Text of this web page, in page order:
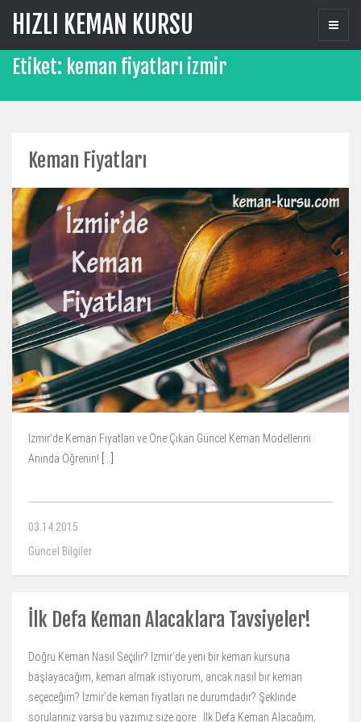
HIZLI KEMAN KURSU
Etiket: keman fiyatları izmir
Keman Fiyatları
İzmir’de Keman Fiyatları ve Öne Çıkan Güncel Keman Modellerini
Anında Öğrenin!
03.14.2015
Güncel Bilgiler
İlk Defa Keman Alacaklara Tavsiyeler!
Doğru Keman Nasıl Seçilir? İzmir’de yeni bir keman kursuna
başlayacağım, keman almak istiyorum, ancak nasıl bir keman
seçeceğim? İzmir’de keman fiyatları ne durumdadır? Şeklinde
sorularınız varsa bu yazımız size göre.. İlk Defa Keman Alacağım,